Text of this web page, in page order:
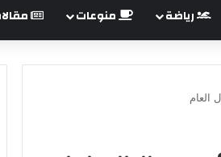
رياضة منوعات
العام